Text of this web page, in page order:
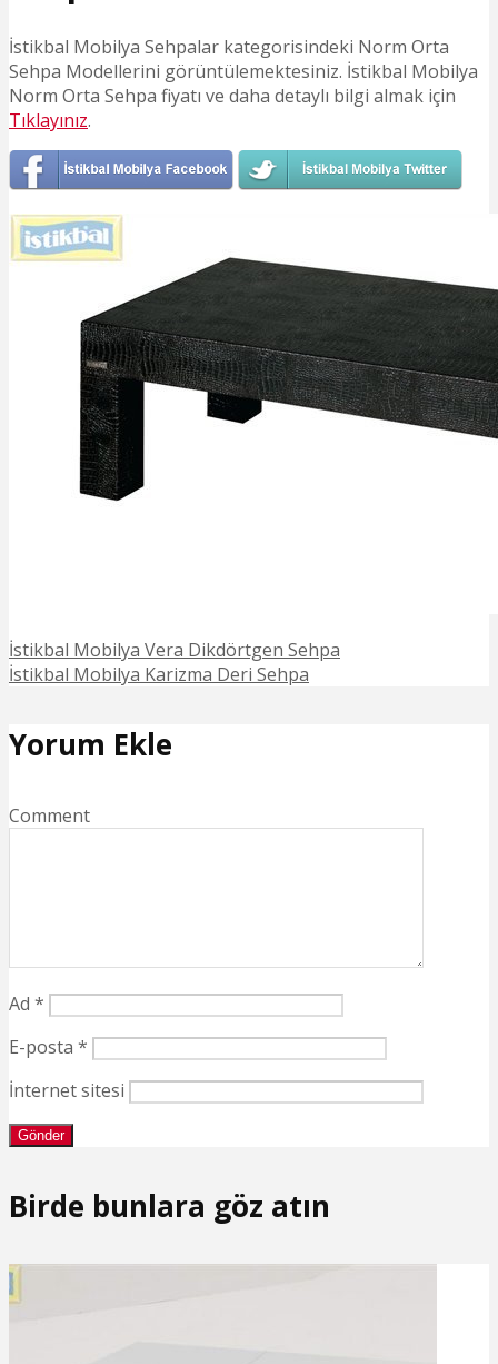
İstikbal Mobilya Sehpalar kategorisindeki Norm Orta
Sehpa Modellerini görüntülemektesiniz. İstikbal Mobilya
Norm Orta Sehpa fiyatı ve daha detaylı bilgi almak için
Tıklayınız.
İstikbal Mobilya Vera Dikdörtgen Sehpa
İstikbal Mobilya Karizma Deri Sehpa
Yorum Ekle
Comment
Ad *
E-posta *
İnternet sitesi
Birde bunlara göz atın